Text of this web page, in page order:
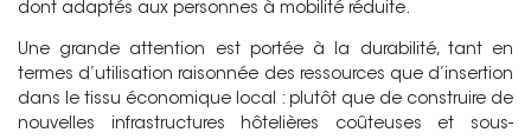
dont adaptés aux personnes à mobilité réduite.
Une grande attention est portée à la durabilité, tant en
termes d’utilisation raisonnée des ressources que d’insertion
dans le tissu économique local : plutôt que de construire de
nouvelles infrastructures hôtelières coûteuses et sous-